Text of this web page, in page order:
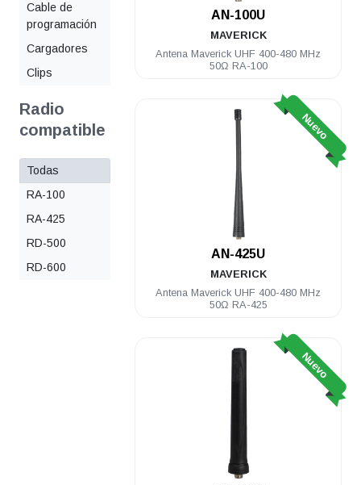
Cable de
programación
Cargadores
Clips
Radio
compatible
Todas
RA-100
RA-425
RD-500
RD-600
AN-100U
MAVERICK
Antena Maverick UHF 400-480 MHz
50Ω RA-100
Nuevo
AN-425U
MAVERICK
Antena Maverick UHF 400-480 MHz
50Ω RA-425
Nuevo